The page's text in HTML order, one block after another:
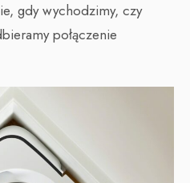
gdy wychodzimy, czy
połączenie